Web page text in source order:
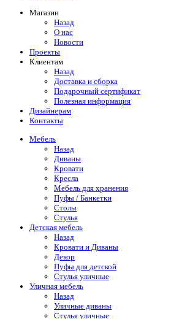
Магазин
Назад
О нас
Новости
Проекты
Клиентам
Назад
Доставка и сборка
Подарочный сертификат
Полезная информация
Дизайнерам
Контакты
Мебель
Назад
Диваны
Кровати
Кресла
Мебель для хранения
Пуфы / Банкетки
Столы
Стулья
Детская мебель
Назад
Кровати и Диваны
Декор
Пуфы для детской
Стулья уличные
Уличная мебель
Назад
Уличные диваны
Стулья уличные